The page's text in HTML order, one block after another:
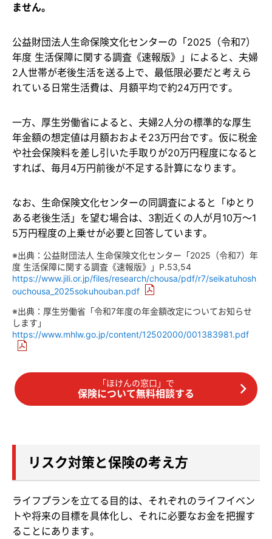
ません。
公益財団法人生命保険文化センターの「2025（令和7）
年度 生活保障に関する調査《速報版》」によると、夫婦
2人世帯が老後生活を送る上で、最低限必要だと考えら
れている日常生活費は、月額平均で約24万円です。
一方、厚生労働省によると、夫婦2人分の標準的な厚生
年金額の想定値は月額おおよそ23万円台です。仮に税金
や社会保険料を差し引いた手取りが20万円程度になると
すれば、毎月4万円前後が不足する計算になります。
なお、生命保険文化センターの同調査によると「ゆとり
ある老後生活」を望む場合は、3割近くの人が月10万～1
5万円程度の上乗せが必要と回答しています。
※出典：公益財団法人 生命保険文化センター「2025（令和7）年
度 生活保障に関する調査《速報版》」P.53,54
https://www.jili.or.jp/files/research/chousa/pdf/r7/seikatuhosh
ouchousa_2025sokuhouban.pdf
※出典：厚生労働省「令和7年度の年金額改定についてお知らせ
します」
https://www.mhlw.go.jp/content/12502000/001383981.pdf
「ほけんの窓口」で
保険について無料相談する
リスク対策と保険の考え方
ライフプランを立てる目的は、それぞれのライフイベン
トや将来の目標を具体化し、それに必要なお金を把握す
ることにあります。